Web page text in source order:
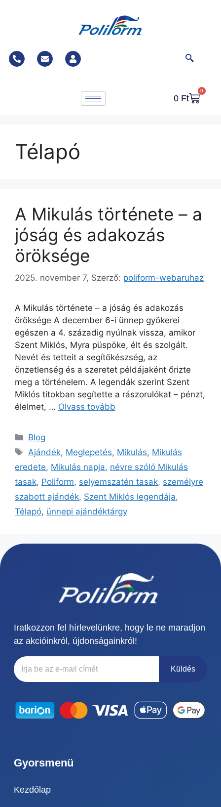
0 Ft
0
Télapó
A Mikulás története – a
jóság és adakozás
öröksége
2025. november 7, Szerző: poliform-webaruhaz
A Mikulás története – a jóság és adakozás
öröksége A december 6-i ünnep gyökerei
egészen a 4. századig nyúlnak vissza, amikor
Szent Miklós, Myra püspöke, élt és szolgált.
Nevét és tetteit a segítőkészség, az
önzetlenség és a szeretet példájaként őrizte
meg a történelem. A legendák szerint Szent
Miklós titokban segítette a rászorulókat – pénzt,
élelmet, … Olvass tovább
Blog
Ajándék, Meglepetés, Mikulás, Mikulás
eredete, Mikulás napja, névre szóló Mikulás
tasak, Poliform, selyemszatén tasak, személyre
szabott ajándék, Szent Miklós legendája,
Télapó, ünnepi ajándéktárgy
Iratkozzon fel hírlevelünkre, hogy le ne maradjon
az akcióinkról, újdonságainkról!
Küldés
Gyorsmenü
Kezdőlap